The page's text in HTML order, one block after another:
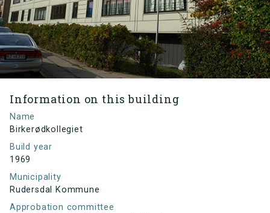
Information on this building
Name
Birkerødkollegiet
Build year
1969
Municipality
Rudersdal Kommune
Approbation committee